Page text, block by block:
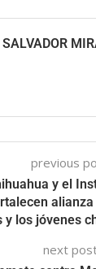
SALVADOR
previous
y el
y los jóvenes
next